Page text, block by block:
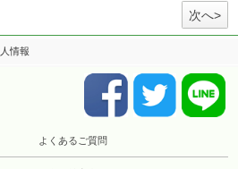
次へ>
情報
よくあるご質問